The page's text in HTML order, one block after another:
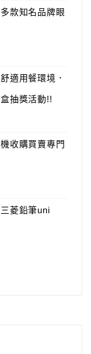
款知名品牌眼
適用餐環境．
抽獎活動!!
收購買賣專門
菱鉛筆uni